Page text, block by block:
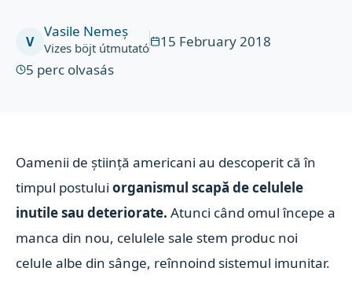
V
Vasile Nemeș
Vizes böjt útmutató
15 February 2018
5 perc olvasás
Oamenii de știință americani au descoperit că în
timpul postuluiorganismul scapă de celulele
inutile sau deteriorate. Atunci când omul începe a
manca din nou, celulele sale stem produc noi
celule albe din sânge, reînnoind sistemul imunitar.